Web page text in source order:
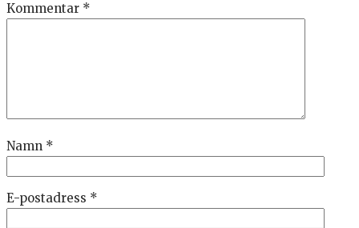
Kommentar *
Namn *
E-postadress *